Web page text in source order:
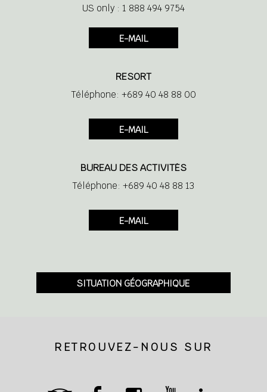
US only : 1 888 494 9754
E-MAIL
RESORT
Téléphone: +689 40 48 88 00
E-MAIL
BUREAU DES ACTIVITÉS
Téléphone: +689 40 48 88 13
E-MAIL
SITUATION GÉOGRAPHIQUE
RETROUVEZ-NOUS SUR